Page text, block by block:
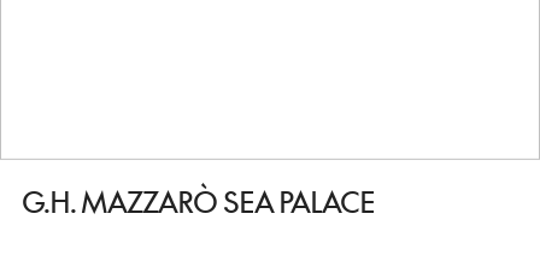
G.H. MAZZARÒ SEA PALACE